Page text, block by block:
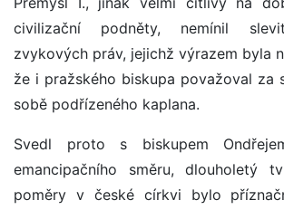
civilizační podněty, nemínil
zvykových práv, jejichž výrazem byla
že i pražského biskupa považoval za
sobě podřízeného kaplana.
Svedl proto s biskupem
emancipačního směru, dlouholetý
poměry v české církvi bylo